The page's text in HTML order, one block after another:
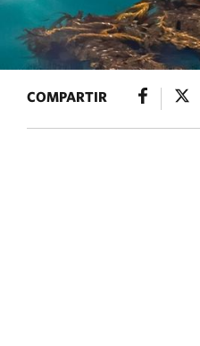
COMPARTIR